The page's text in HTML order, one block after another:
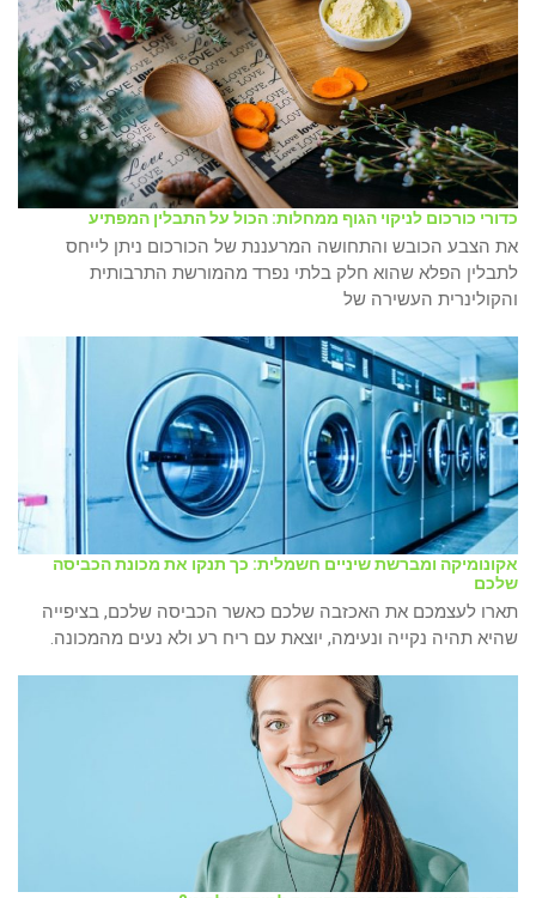
כדורי כורכום לניקוי הגוף ממחלות: הכול על התבלין המפתיע
את הצבע הכובש והתחושה המרעננת של הכורכום ניתן לייחס
לתבלין הפלא שהוא חלק בלתי נפרד מהמורשת התרבותית
והקולינרית העשירה של
אקונומיקה ומברשת שיניים חשמלית: כך תנקו את מכונת הכביסה
שלכם
תארו לעצמכם את האכזבה שלכם כאשר הכביסה שלכם, בציפייה
שהיא תהיה נקייה ונעימה, יוצאת עם ריח רע ולא נעים מהמכונה.